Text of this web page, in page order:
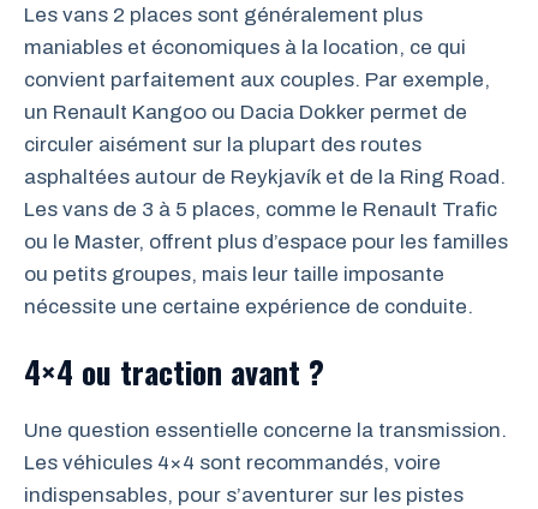
Les vans 2 places sont généralement plus
maniables et économiques à la location, ce qui
convient parfaitement aux couples. Par exemple,
un Renault Kangoo ou Dacia Dokker permet de
circuler aisément sur la plupart des routes
asphaltées autour de Reykjavík et de la Ring Road.
Les vans de 3 à 5 places, comme le Renault Trafic
ou le Master, offrent plus d’espace pour les familles
ou petits groupes, mais leur taille imposante
nécessite une certaine expérience de conduite.
4×4 ou traction avant ?
Une question essentielle concerne la transmission.
Les véhicules 4×4 sont recommandés, voire
indispensables, pour s’aventurer sur les pistes